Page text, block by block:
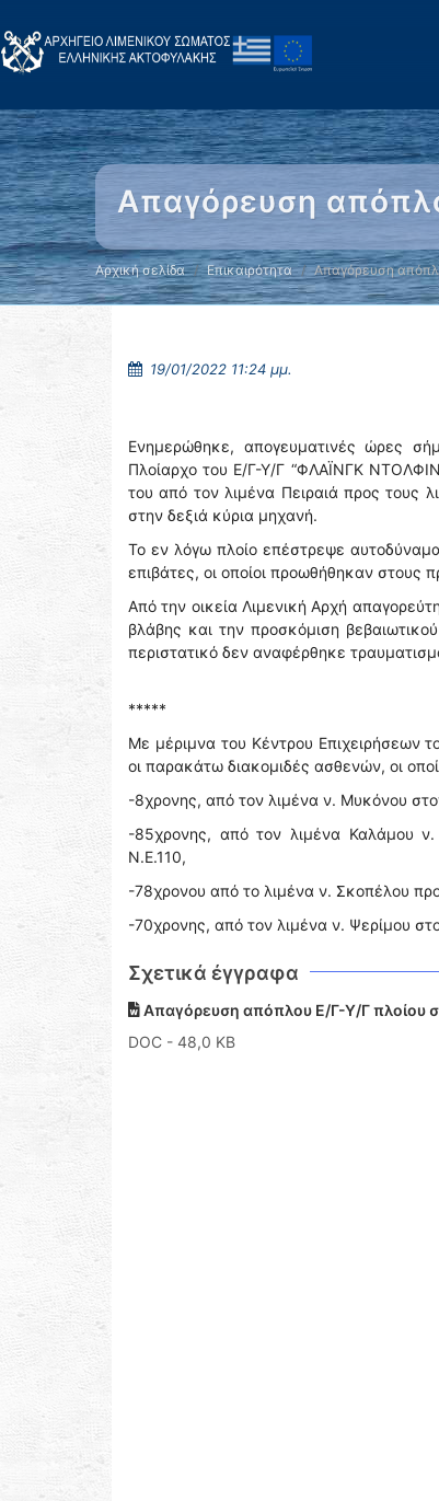
Απαγόρευση
Αρχική σελίδα Επικαιρότητα Απαγόρευση
19/01/2022 11:24 μμ.
Ενημερώθηκε, απογευματινές ώρες
Πλοίαρχο του Ε/Γ-Υ/Γ “ΦΛΑΪΝΓΚ
του από τον λιμένα Πειραιά προς τους
στην δεξιά κύρια μηχανή.
Το εν λόγω πλοίο επέστρεψε
επιβάτες, οι οποίοι προωθήθηκαν στους
Από την οικεία Λιμενική Αρχή
βλάβης και την προσκόμιση
περιστατικό δεν αναφέρθηκε
*****
Με μέριμνα του Κέντρου Επιχειρήσεων
οι παρακάτω διακομιδές ασθενών, οι
-8χρονης, από τον λιμένα ν. Μυκόνου
-85χρονης, από τον λιμένα Καλάμου
Ν.Ε.110,
-78χρονου από το λιμένα ν. Σκοπέλου
-70χρονης, από τον λιμένα ν. Ψερίμου
Σχετικά έγγραφα
Απαγόρευση απόπλου Ε/Γ-Υ/Γ πλοίου
DOC - 48,0 KB